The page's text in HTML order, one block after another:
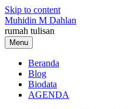
Skip to content
Muhidin M Dahlan
rumah tulisan
Menu
Beranda
Blog
Biodata
AGENDA